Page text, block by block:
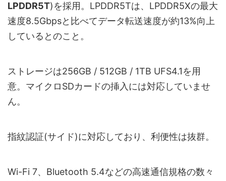
LPDDR5T)を採用。LPDDR5Tは、LPDDR5Xの最大
速度8.5Gbpsと比べてデータ転送速度が約13%向上
しているとのこと。
ストレージは256GB / 512GB / 1TB UFS4.1を用
意。マイクロSDカードの挿入には対応していませ
ん。
指紋認証(サイド)に対応しており、利便性は抜群。
Wi-Fi 7、Bluetooth 5.4などの高速通信規格の数々